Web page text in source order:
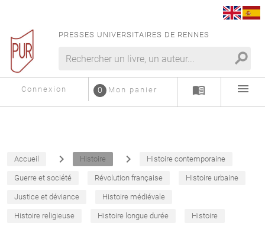
PRESSES UNIVERSITAIRES DE RENNES
search
Connexion Mon panier
0 menu_book menu
Accueil navigate_next Histoire navigate_next Histoire contemporaine
Guerre et société Révolution française Histoire urbaine
Justice et déviance Histoire médiévale
Histoire religieuse Histoire longue durée Histoire